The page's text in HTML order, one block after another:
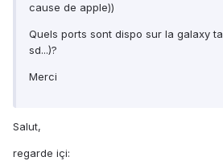
cause de apple))
Quels ports sont dispo sur la galaxy
sd...)?
Merci
Salut,
regarde içi: